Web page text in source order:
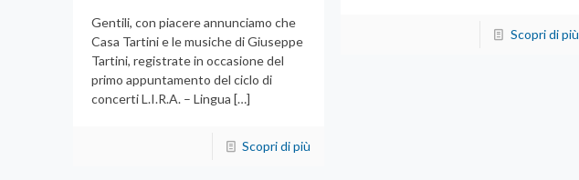
Gentili, con piacere annunciamo che
Casa Tartini e le musiche di Giuseppe
Tartini, registrate in occasione del
primo appuntamento del ciclo di
concerti L.I.R.A. – Lingua […]
Scopri di più
Scopri di più